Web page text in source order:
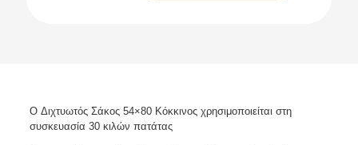
O Διχτυωτός Σάκος 54×80 Κόκκινος χρησιμοποιείται στη
συσκευασία 30 κιλών πατάτας